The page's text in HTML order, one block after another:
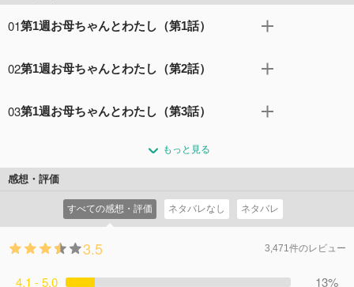
01第1週お母ちゃんとわたし（第1話）
母・めぐみ（永作博美）、兄・悠人の４人で東大阪に住ん
る。
02第1週お母ちゃんとわたし（第2話）
典）とめぐみ（永作博美）は病院へ連れていく。医師から
コメント19件拍手29回
03第1週お母ちゃんとわたし（第3話）
美）に連れられ長崎・五島列島へ向かうことに。めぐみ
は、１５年ぶりに母・祥子（高畑淳子）と港で再会する。
もっと見る
感想・評価
すべての感想・評価 ネタバレなし ネタバレ
3.5 3,471件のレビュー
4.1 - 5.0
13%